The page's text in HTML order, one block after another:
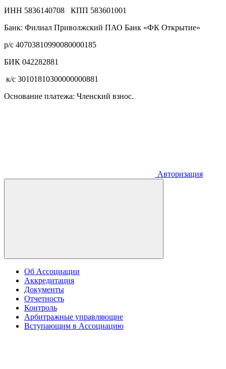
ИНН 5836140708 КПП 583601001
Банк: Филиал Приволжский ПАО Банк «ФК Открытие»
р/с 40703810990080000185
БИК 042282881
к/с 30101810300000000881
Основание платежа: Членский взнос.
Авторизация
Об Ассоциации
Аккредитация
Документы
Отчетность
Контроль
Арбитражные управляющие
Вступающим в Ассоциацию